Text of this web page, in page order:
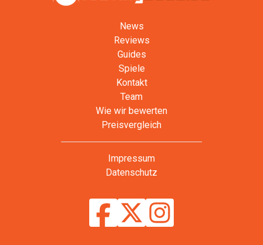
News
Reviews
Guides
Spiele
Kontakt
Team
Wie wir bewerten
Preisvergleich
Impressum
Datenschutz